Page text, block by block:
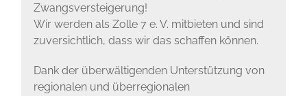
Zwangsversteigerung!
Wir werden als Zolle 7 e. V. mitbieten und sind
zuversichtlich, dass wir das schaffen können.
Dank der überwältigenden Unterstützung von
regionalen und überregionalen